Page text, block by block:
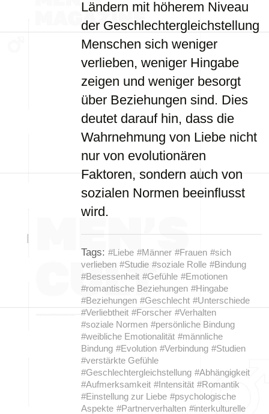
Ländern mit höherem Niveau
der Geschlechtergleichstellung
Menschen sich weniger
verlieben, weniger Hingabe
zeigen und weniger besorgt
über Beziehungen sind. Dies
deutet darauf hin, dass die
Wahrnehmung von Liebe nicht
nur von evolutionären
Faktoren, sondern auch von
sozialen Normen beeinflusst
wird.
Tags: #Liebe #Männer #Frauen #sich
verlieben #Studie #soziale Rolle #Bindung
#Besessenheit #Gefühle #Emotionen
#romantische Beziehungen #Hingabe
#Beziehungen #Geschlecht #Unterschiede
#Verliebtheit #Forscher #Verhalten
#soziale Normen #persönliche Bindung
#weibliche Emotionalität #männliche
Bindung #Evolution #Verbindung #Studien
#verstärkte Gefühle
#Geschlechtergleichstellung #Abhängigkeit
#Aufmerksamkeit #Intensität #Romantik
#Einstellung zur Liebe #psychologische
Aspekte #Partnerverhalten #interkulturelle